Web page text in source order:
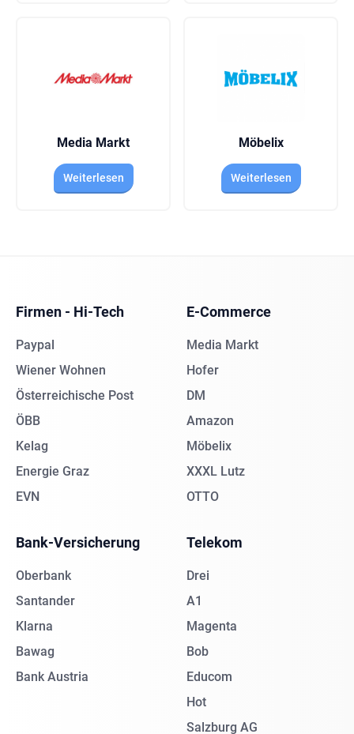
Media Markt
Weiterlesen
Möbelix
Weiterlesen
Firmen - Hi-Tech
Paypal
Wiener Wohnen
Österreichische Post
ÖBB
Kelag
Energie Graz
EVN
E-Commerce
Media Markt
Hofer
DM
Amazon
Möbelix
XXXL Lutz
OTTO
Bank-Versicherung
Oberbank
Santander
Klarna
Bawag
Bank Austria
Telekom
Drei
A1
Magenta
Bob
Educom
Hot
Salzburg AG